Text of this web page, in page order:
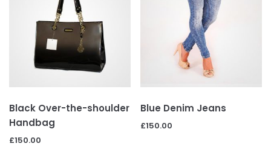
Black Over-the-shoulder
Handbag
£150.00
Blue Denim Jeans
£150.00
Browse by Categories
Accessories(7)
(14)
Women(17)
Filter by Price
FILTRER